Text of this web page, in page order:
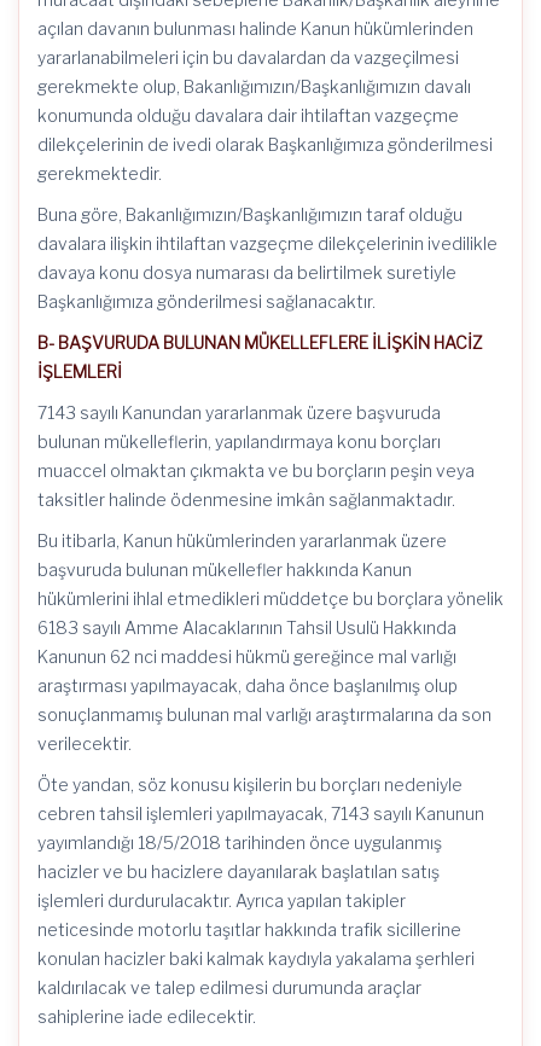
açılan davanın bulunması halinde Kanun hükümlerinden
yararlanabilmeleri için bu davalardan da vazgeçilmesi
gerekmekte olup, Bakanlığımızın/Başkanlığımızın davalı
konumunda olduğu davalara dair ihtilaftan vazgeçme
dilekçelerinin de ivedi olarak Başkanlığımıza gönderilmesi
gerekmektedir.
Buna göre, Bakanlığımızın/Başkanlığımızın taraf olduğu
davalara ilişkin ihtilaftan vazgeçme dilekçelerinin ivedilikle
davaya konu dosya numarası da belirtilmek suretiyle
Başkanlığımıza gönderilmesi sağlanacaktır.
B- BAŞVURUDA BULUNAN MÜKELLEFLERE İLİŞKİN HACİZ
İŞLEMLERİ
7143 sayılı Kanundan yararlanmak üzere başvuruda
bulunan mükelleflerin, yapılandırmaya konu borçları
muaccel olmaktan çıkmakta ve bu borçların peşin veya
taksitler halinde ödenmesine imkân sağlanmaktadır.
Bu itibarla, Kanun hükümlerinden yararlanmak üzere
başvuruda bulunan mükellefler hakkında Kanun
hükümlerini ihlal etmedikleri müddetçe bu borçlara yönelik
6183 sayılı Amme Alacaklarının Tahsil Usulü Hakkında
Kanunun 62 nci maddesi hükmü gereğince mal varlığı
araştırması yapılmayacak, daha önce başlanılmış olup
sonuçlanmamış bulunan mal varlığı araştırmalarına da son
verilecektir.
Öte yandan, söz konusu kişilerin bu borçları nedeniyle
cebren tahsil işlemleri yapılmayacak, 7143 sayılı Kanunun
yayımlandığı 18/5/2018 tarihinden önce uygulanmış
hacizler ve bu hacizlere dayanılarak başlatılan satış
işlemleri durdurulacaktır. Ayrıca yapılan takipler
neticesinde motorlu taşıtlar hakkında trafik sicillerine
konulan hacizler baki kalmak kaydıyla yakalama şerhleri
kaldırılacak ve talep edilmesi durumunda araçlar
sahiplerine iade edilecektir.